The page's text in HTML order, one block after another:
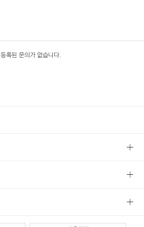
등록된 문의가 없습니다.